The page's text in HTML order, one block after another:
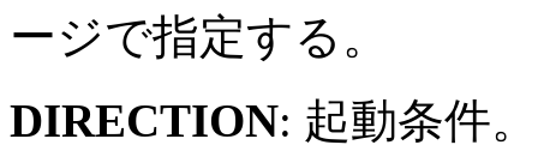
ージで指定する。
DIRECTION: 起動条件